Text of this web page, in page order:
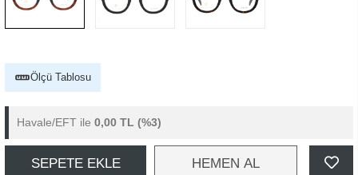
Ölçü Tablosu
Havale/EFT ile 0,00 TL (%3)
SEPETE EKLE HEMEN AL